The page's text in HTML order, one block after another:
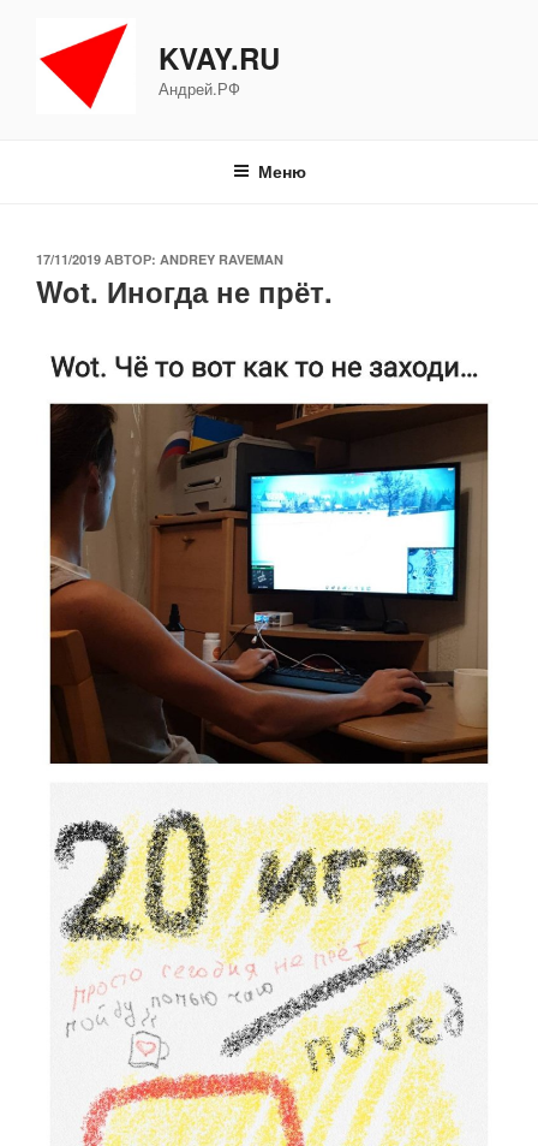
содержимому
KVAY.RU
Андрей.РФ
Меню
ОПУБЛИКОВАНО
17/11/2019 АВТОР: ANDREY RAVEMAN
Wot. Иногда не прёт.